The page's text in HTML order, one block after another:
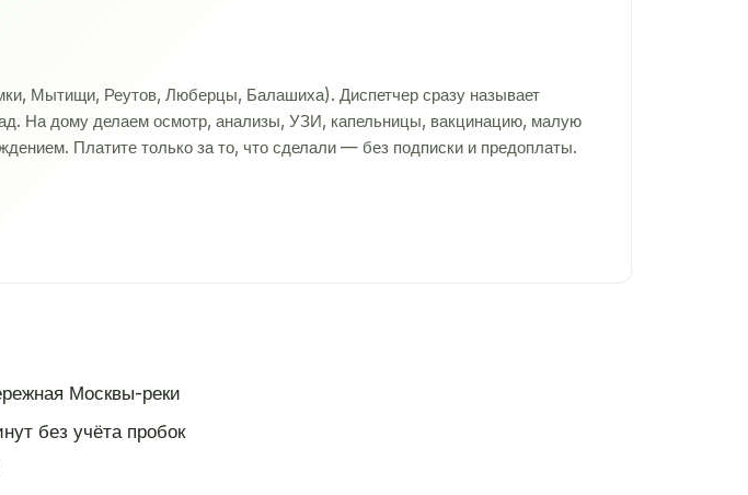
Мытищи, Реутов, Люберцы, Балашиха). Диспетчер сразу называет
На дому делаем осмотр, анализы, УЗИ, капельницы, вакцинацию, малую
Платите только за то, что сделали — без подписки и предоплаты.
Москвы-реки
без учёта пробок